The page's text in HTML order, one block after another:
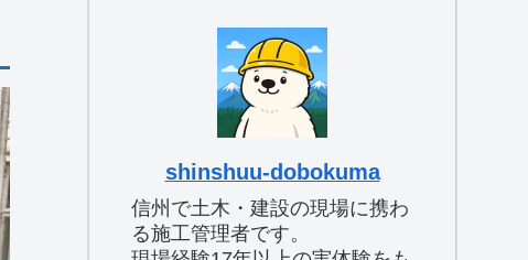
shinshuu-dobokuma
信州で土木・建設の現場に携わ
る施工管理者です。